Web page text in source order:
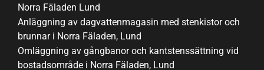
Norra Fäladen Lund
Anläggning av dagvattenmagasin med stenkistor och
brunnar i Norra Fäladen, Lund
Omläggning av gångbanor och kantstenssättning vid
bostadsområde i Norra Fäladen, Lund